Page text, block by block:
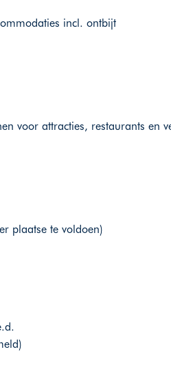
incl. ontbijt
voor attracties, restaurants en
plaatse te voldoen)